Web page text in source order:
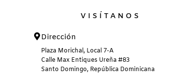
VISÍTANOS
Dirección
Plaza Morichal, Local 7-A
Calle Max Entiques Ureña #83
Santo Domingo, República Dominicana